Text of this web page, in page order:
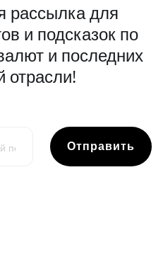
рассылка для
и подсказок по
и последних
отрасли!
Отправить